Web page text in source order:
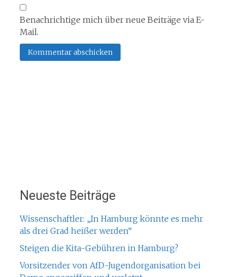
Benachrichtige mich über neue Beiträge via E-
Mail.
Neueste Beiträge
Wissenschaftler: „In Hamburg könnte es mehr
als drei Grad heißer werden“
Steigen die Kita-Gebühren in Hamburg?
Vorsitzender von AfD-Jugendorganisation bei